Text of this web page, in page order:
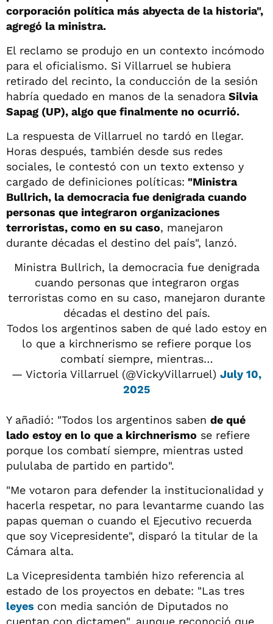
corporación política más abyecta de la historia",
agregó la ministra.
El reclamo se produjo en un contexto incómodo
para el oficialismo. Si Villarruel se hubiera
retirado del recinto, la conducción de la sesión
habría quedado en manos de la senadora Silvia
Sapag (UP), algo que finalmente no ocurrió.
La respuesta de Villarruel no tardó en llegar.
Horas después, también desde sus redes
sociales, le contestó con un texto extenso y
cargado de definiciones políticas: "Ministra
Bullrich, la democracia fue denigrada cuando
personas que integraron organizaciones
terroristas, como en su caso, manejaron
durante décadas el destino del país", lanzó.
Ministra Bullrich, la democracia fue denigrada
cuando personas que integraron orgas
terroristas como en su caso, manejaron durante
décadas el destino del país.
Todos los argentinos saben de qué lado estoy en
lo que a kirchnerismo se refiere porque los
combatí siempre, mientras…
— Victoria Villarruel (@VickyVillarruel) July 10,
2025
Y añadió: "Todos los argentinos saben de qué
lado estoy en lo que a kirchnerismo se refiere
porque los combatí siempre, mientras usted
pululaba de partido en partido".
"Me votaron para defender la institucionalidad y
hacerla respetar, no para levantarme cuando las
papas queman o cuando el Ejecutivo recuerda
que soy Vicepresidente", disparó la titular de la
Cámara alta.
La Vicepresidenta también hizo referencia al
estado de los proyectos en debate: "Las tres
leyes con media sanción de Diputados no
cuentan con dictamen", aunque reconoció que